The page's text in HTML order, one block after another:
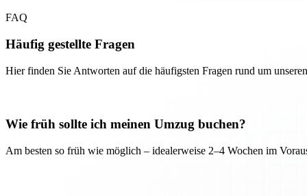
FAQ
Häufig gestellte Fragen
Hier finden Sie Antworten auf die häufigsten Fragen rund um
Wie früh sollte ich meinen Umzug buchen?
Am besten so früh wie möglich – idealerweise 2–4 Wochen im